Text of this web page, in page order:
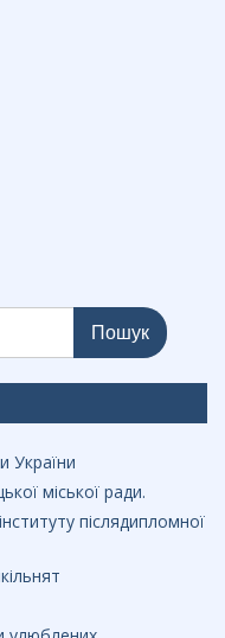
України
міської ради.
післядипломної